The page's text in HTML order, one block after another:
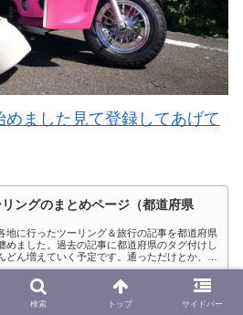
ました見て登録してあげて
リングのまとめページ（都道府県
地に行ったツーリング＆旅行の記事を都道府県
めました。過去の記事に都道府県のタグ付けし
どん増えていく予定です。通っただけとか、中
いてない記事は含めませんでした。 分類って
か難しいですね、能登半島とか北陸とか、石
2019.03.27
検索 トップ サイドバー